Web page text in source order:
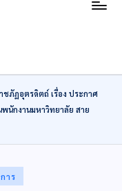
ชภัฏอุตรดิตถ์ เรื่อง ประกาศ
นักงานมหาวิทยาลัย สาย
าร